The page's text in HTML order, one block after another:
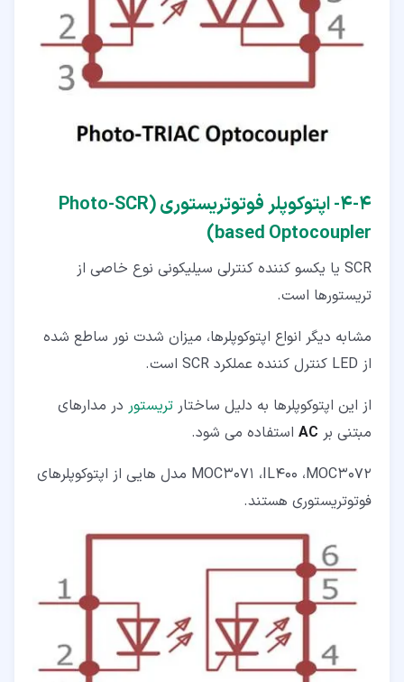
۴‏-‏۴‏- اپتوکوپلر فوتوتریستوری (Photo-SCR
based Optocoupler​)
SCR یا یکسو کننده کنترلی سیلیکونی نوع خاصی از
تریستورها است.
مشابه دیگر انواع اپتوکوپلرها، میزان شدت نور ساطع شده
از LED کنترل کننده عملکرد SCR است.
از این اپتوکوپلرها به دلیل ساختار تریستور در مدارهای
مبتنی بر AC استفاده می شود.
MOC3071 ،IL400 ،MOC3072 مدل هایی از اپتوکوپلرهای
فوتوتریستوری هستند.